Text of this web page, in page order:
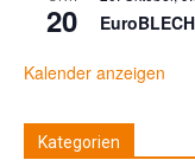
20
Kalender anzeigen
Kategorien